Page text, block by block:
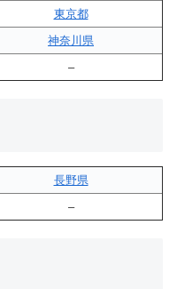
東京都
神奈川県
–
長野県
–